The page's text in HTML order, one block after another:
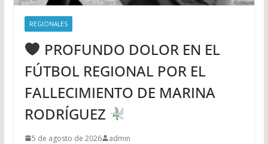
REGIONALES
PROFUNDO DOLOR EN EL
FÚTBOL REGIONAL POR EL
FALLECIMIENTO DE MARINA
RODRÍGUEZ
5 de agosto de 2026 admin